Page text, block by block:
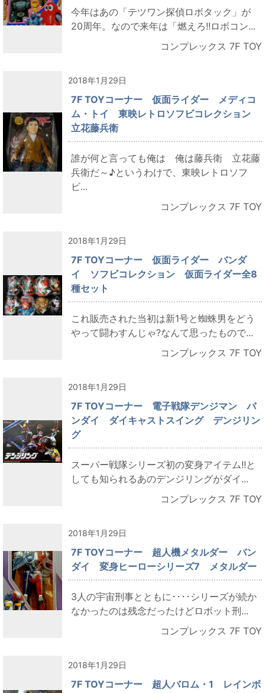
今年はあの「テツワン探偵ロボタック」が
20周年。なので来年は「燃えろ!!ロボコン...
コンプレックス 7F TOY
2018年1月29日
7F TOYコーナー 仮面ライダー メディコ
ム・トイ 東映レトロソフビコレクション
立花藤兵衛
誰が何と言っても俺は 俺は藤兵衛 立花藤
兵衛だ～♪というわけで、東映レトロソフ
ビ...
コンプレックス 7F TOY
2018年1月29日
7F TOYコーナー 仮面ライダー バンダ
イ ソフビコレクション 仮面ライダー全8
種セット
これ販売された当初は新1号と蜘蛛男をどう
やって闘わすんじゃ?なんて思ったもので...
コンプレックス 7F TOY
2018年1月29日
7F TOYコーナー 電子戦隊デンジマン バ
ンダイ ダイキャストスイング デンジリン
グ
スーパー戦隊シリーズ初の変身アイテム!!と
しても知られるあのデンジリングがダイ...
コンプレックス 7F TOY
2018年1月29日
7F TOYコーナー 超人機メタルダー バン
ダイ 変身ヒーローシリーズ7 メタルダー
3人の宇宙刑事とともに････シリーズが続か
なかったのは残念だったけどロボット刑...
コンプレックス 7F TOY
2018年1月29日
7F TOYコーナー 超人バロム・1 レインボ